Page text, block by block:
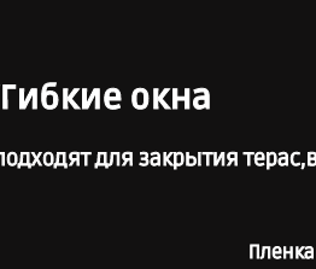
окна
для закрытия